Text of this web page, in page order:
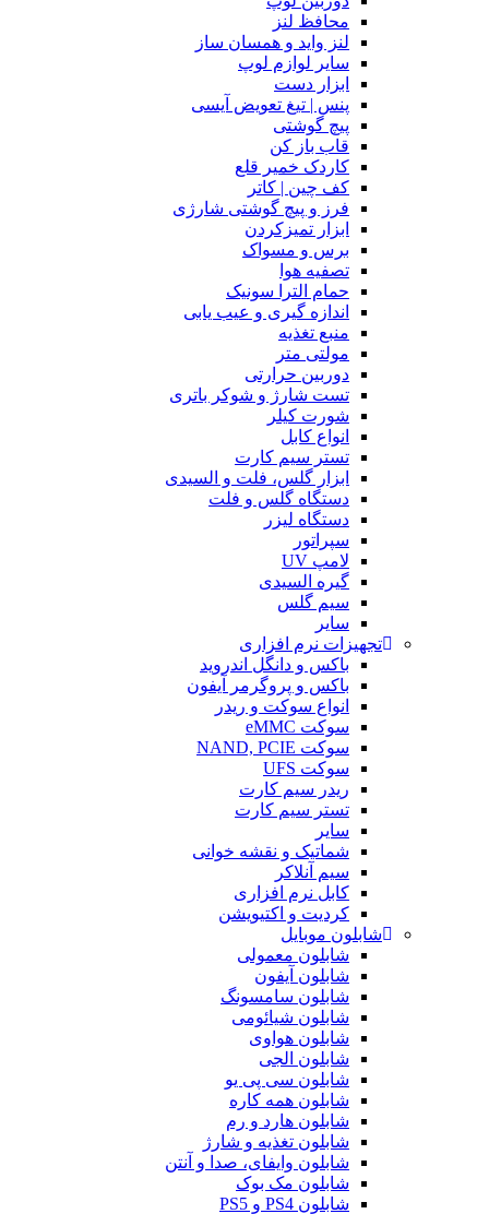
محافظ لنز
لنز واید و همسان ساز
سایر لوازم لوپ
ابزار دست
پنس | تیغ تعویض آیسی
پیچ گوشتی
قاب باز کن
کاردک خمیر قلع
کف چین | کاتر
فرز و پیچ گوشتی شارژی
ابزار تمیزکردن
برس و مسواک
تصفیه هوا
حمام الترا سونیک
اندازه گیری و عیب یابی
منبع تغذیه
مولتی متر
دوربین حرارتی
تست شارژ و شوکر باتری
شورت کیلر
انواع کابل
تستر سیم کارت
ابزار گلس، فلت و السیدی
دستگاه گلس و فلت
دستگاه لیزر
سپراتور
لامپ UV
گیره السیدی
سیم گلس
سایر
تجهیزات نرم افزاری
باکس و دانگل اندروید
باکس و پروگرمر آیفون
انواع سوکت و ریدر
سوکت eMMC
سوکت NAND, PCIE
سوکت UFS
ریدر سیم کارت
تستر سیم کارت
سایر
شماتیک و نقشه خوانی
سیم آنلاکر
کابل نرم افزاری
کردیت و اکتیویشن
شابلون موبایل
شابلون معمولی
شابلون آیفون
شابلون سامسونگ
شابلون شیائومی
شابلون هواوی
شابلون الجی
شابلون سی پی یو
شابلون همه کاره
شابلون هارد و رم
شابلون تغذیه و شارژ
شابلون وایفای، صدا و آنتن
شابلون مک بوک
شابلون PS4 و PS5